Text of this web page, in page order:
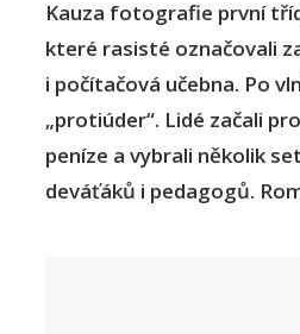
Kauza fotografie první
které rasisté označovali
i počítačová učebna. Po
„protiúder“. Lidé začali
peníze a vybrali několik
deváťáků i pedagogů.